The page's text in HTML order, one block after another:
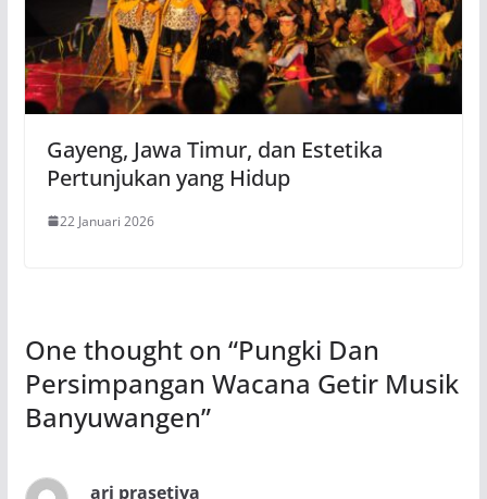
Gayeng, Jawa Timur, dan Estetika
Pertunjukan yang Hidup
22 Januari 2026
One thought on “Pungki Dan
Persimpangan Wacana Getir Musik
Banyuwangen”
ari prasetiya